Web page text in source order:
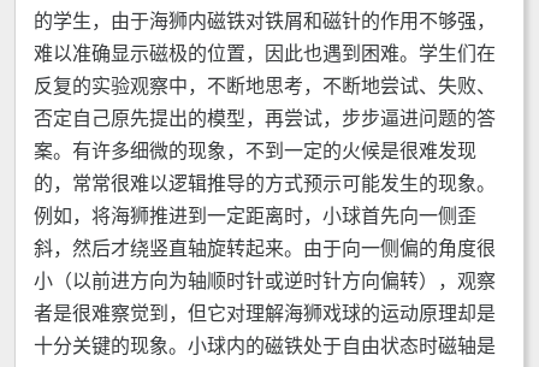
的学生，由于海狮内磁铁对铁屑和磁针的作用不够强，
难以准确显示磁极的位置，因此也遇到困难。学生们在
反复的实验观察中，不断地思考，不断地尝试、失败、
否定自己原先提出的模型，再尝试，步步逼进问题的答
案。有许多细微的现象，不到一定的火候是很难发现
的，常常很难以逻辑推导的方式预示可能发生的现象。
例如，将海狮推进到一定距离时，小球首先向一侧歪
斜，然后才绕竖直轴旋转起来。由于向一侧偏的角度很
小（以前进方向为轴顺时针或逆时针方向偏转），观察
者是很难察觉到，但它对理解海狮戏球的运动原理却是
十分关键的现象。小球内的磁铁处于自由状态时磁轴是